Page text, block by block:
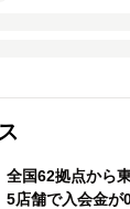
全国62拠点から
5店舗で入会金が